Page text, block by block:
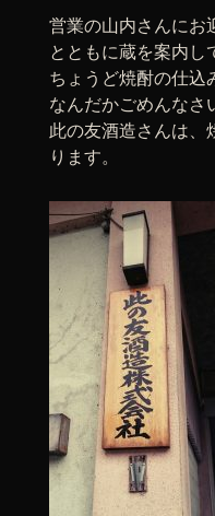
営業の山内さんにお
とともに蔵を案内し
ちょうど焼酎の仕込
なんだかごめんなさ
此の友酒造さんは、
ります。